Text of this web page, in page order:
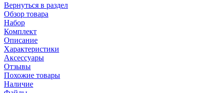
Вернуться в раздел
Обзор товара
Набор
Комплект
Описание
Характеристики
Аксессуары
Отзывы
Похожие товары
Наличие